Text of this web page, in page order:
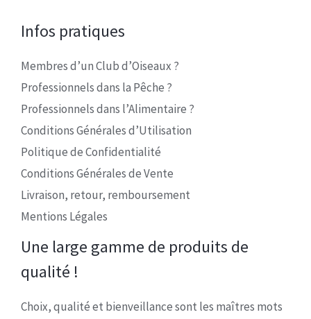
Infos pratiques
Membres d’un Club d’Oiseaux ?
Professionnels dans la Pêche ?
Professionnels dans l’Alimentaire ?
Conditions Générales d’Utilisation
Politique de Confidentialité
Conditions Générales de Vente
Livraison, retour, remboursement
Mentions Légales
Une large gamme de produits de
qualité !
Choix, qualité et bienveillance sont les maîtres mots